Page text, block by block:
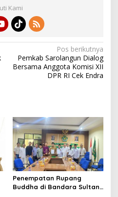
A
p
p
Kami
Pos berikutnya
Pemkab Sarolangun Dialog
Bersama Anggota Komisi XII
DPR RI Cek Endra
Penempatan Rupang
Buddha di Bandara Sultan